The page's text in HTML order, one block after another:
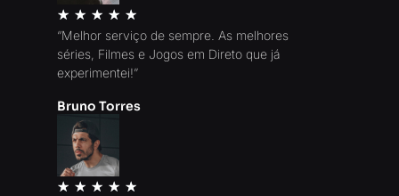
★ ★ ★ ★ ★
“Melhor serviço de sempre. As melhores
séries, Filmes e Jogos em Direto que já
experimentei!”
Bruno Torres
★ ★ ★ ★ ★